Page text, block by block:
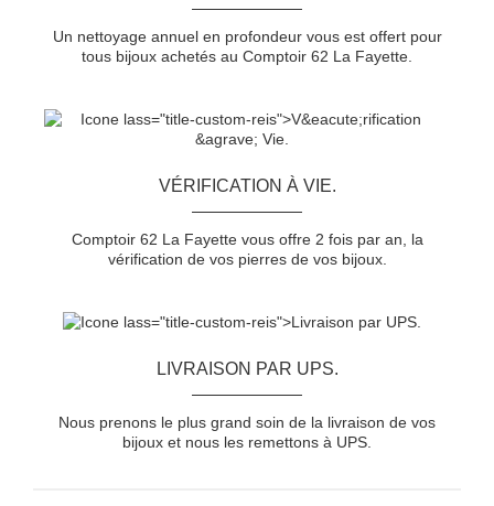
Un nettoyage annuel en profondeur vous est offert pour
tous bijoux achetés au Comptoir 62 La Fayette.
VÉRIFICATION À VIE.
Comptoir 62 La Fayette vous offre 2 fois par an, la
vérification de vos pierres de vos bijoux.
LIVRAISON PAR UPS.
Nous prenons le plus grand soin de la livraison de vos
bijoux et nous les remettons à UPS.